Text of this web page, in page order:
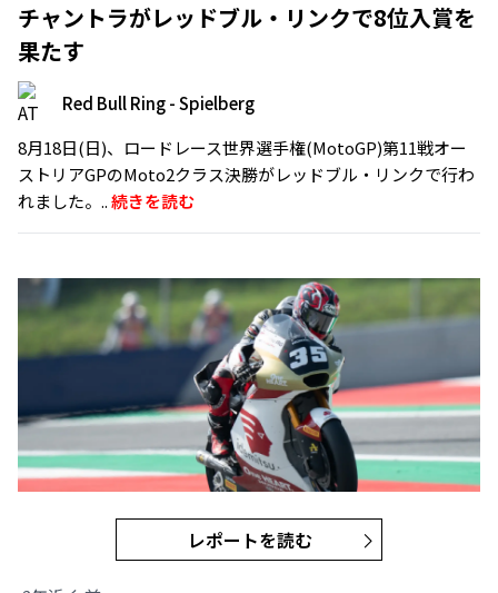
チャントラがレッドブル・リンクで8位入賞を
果たす
Red Bull Ring - Spielberg
8月18日(日)、ロードレース世界選手権(MotoGP)第11戦オー
ストリアGPのMoto2クラス決勝がレッドブル・リンクで行わ
れました。..続きを読む
レポートを読む